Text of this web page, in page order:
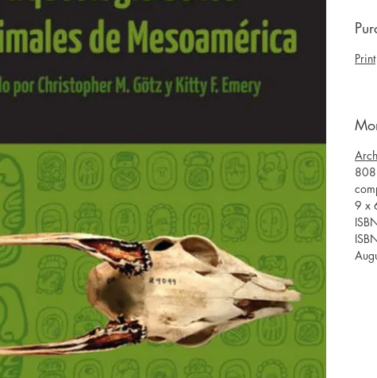
Print
9 x